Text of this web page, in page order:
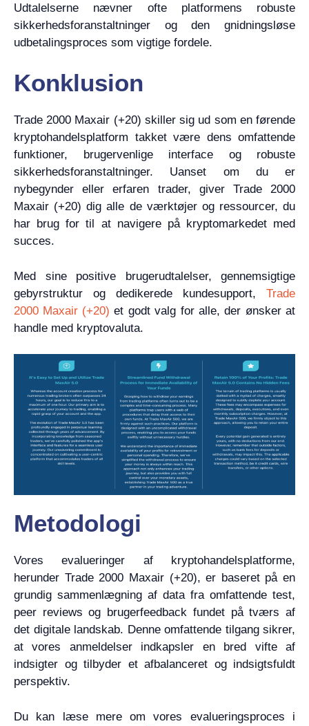
Udtalelserne nævner ofte platformens robuste
sikkerhedsforanstaltninger og den gnidningsløse
udbetalingsproces som vigtige fordele.
Konklusion
Trade 2000 Maxair (+20) skiller sig ud som en førende
kryptohandelsplatform takket være dens omfattende
funktioner, brugervenlige interface og robuste
sikkerhedsforanstaltninger. Uanset om du er
nybegynder eller erfaren trader, giver Trade 2000
Maxair (+20) dig alle de værktøjer og ressourcer, du
har brug for til at navigere på kryptomarkedet med
succes.
Med sine positive brugerudtalelser, gennemsigtige
gebyrstruktur og dedikerede kundesupport, Trade
2000 Maxair (+20) et godt valg for alle, der ønsker at
handle med kryptovaluta.
Metodologi
Vores evalueringer af kryptohandelsplatforme,
herunder Trade 2000 Maxair (+20), er baseret på en
grundig sammenlægning af data fra omfattende test,
peer reviews og brugerfeedback fundet på tværs af
det digitale landskab. Denne omfattende tilgang sikrer,
at vores anmeldelser indkapsler en bred vifte af
indsigter og tilbyder et afbalanceret og indsigtsfuldt
perspektiv.
Du kan læse mere om vores evalueringsproces i